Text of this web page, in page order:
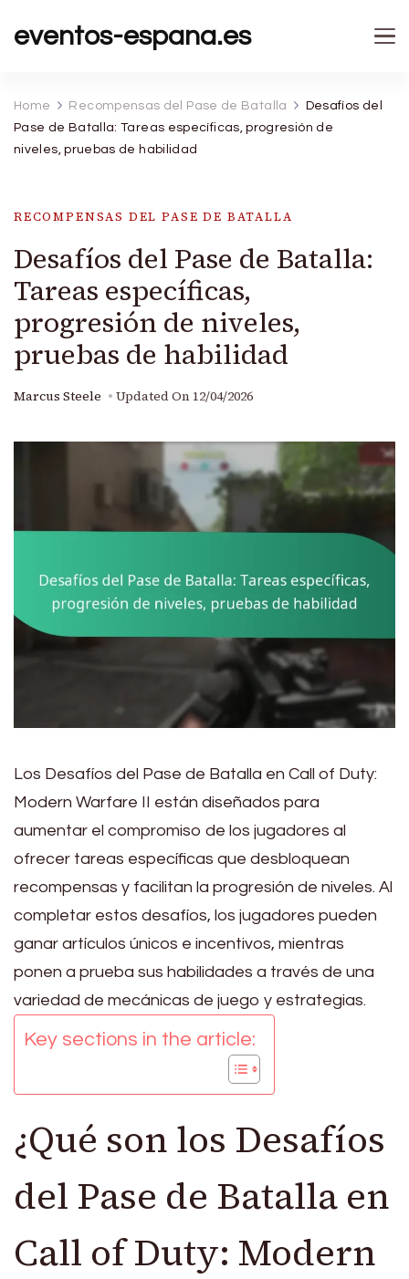
eventos-espana.es
Home Recompensas del Pase de Batalla
Desafíos del
Pase de Batalla: Tareas específicas, progresión de
niveles, pruebas de habilidad
RECOMPENSAS DEL PASE DE BATALLA
Desafíos del Pase de Batalla:
Tareas específicas,
progresión de niveles,
pruebas de habilidad
Marcus Steele Updated On 12/04/2026
Los Desafíos del Pase de Batalla en Call of Duty:
Modern Warfare II están diseñados para
aumentar el compromiso de los jugadores al
ofrecer tareas específicas que desbloquean
recompensas y facilitan la progresión de niveles. Al
completar estos desafíos, los jugadores pueden
ganar artículos únicos e incentivos, mientras
ponen a prueba sus habilidades a través de una
variedad de mecánicas de juego y estrategias.
Key sections in the article:
¿Qué son los Desafíos
del Pase de Batalla en
Call of Duty: Modern